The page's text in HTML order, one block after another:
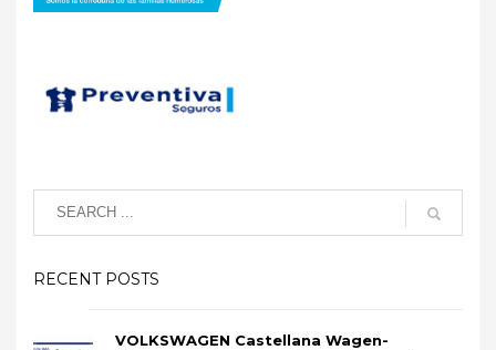
RECENT POSTS
VOLKSWAGEN Castellana Wagen-